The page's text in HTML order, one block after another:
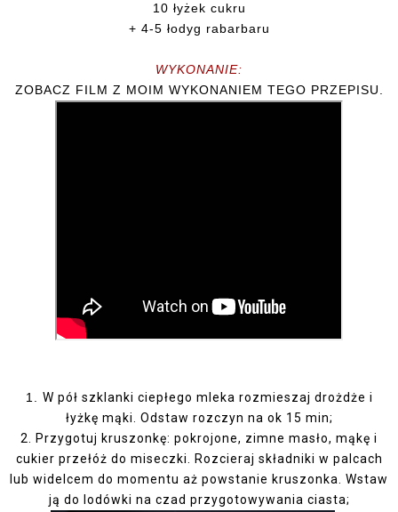
10 łyżek cukru
+ 4-5 łodyg rabarbaru
WYKONANIE:
ZOBACZ FILM Z MOIM WYKONANIEM TEGO PRZEPISU.
1. W pół szklanki ciepłego mleka rozmieszaj drożdże i
łyżkę mąki. Odstaw rozczyn na ok 15 min;
2. Przygotuj kruszonkę: pokrojone, zimne masło, mąkę i
cukier przełóż do miseczki. Rozcieraj składniki w palcach
lub widelcem do momentu aż powstanie kruszonka. Wstaw
ją do lodówki na czad przygotowywania ciasta;